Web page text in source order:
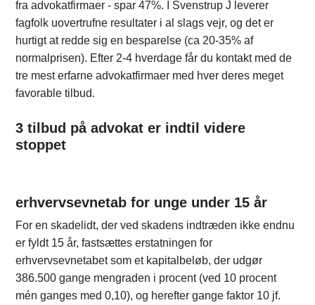
fra advokatfirmaer - spar 47%. I Svenstrup J leverer
fagfolk uovertrufne resultater i al slags vejr, og det er
hurtigt at redde sig en besparelse (ca 20-35% af
normalprisen). Efter 2-4 hverdage får du kontakt med de
tre mest erfarne advokatfirmaer med hver deres meget
favorable tilbud.
3 tilbud på advokat er indtil videre
stoppet
erhvervsevnetab for unge under 15 år
For en skadelidt, der ved skadens indtræden ikke endnu
er fyldt 15 år, fastsættes erstatningen for
erhvervsevnetabet som et kapitalbeløb, der udgør
386.500 gange mengraden i procent (ved 10 procent
mén ganges med 0,10), og herefter gange faktor 10 jf.